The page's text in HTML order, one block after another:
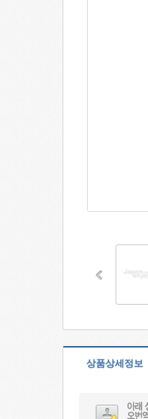
상품상세정보